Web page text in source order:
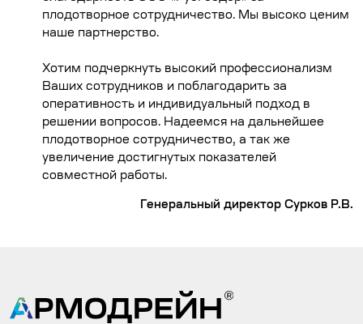
плодотворное сотрудничество. Мы высоко ценим
наше партнерство.
Хотим подчеркнуть высокий профессионализм
Ваших сотрудников и поблагодарить за
оперативность и индивидуальный подход в
решении вопросов. Надеемся на дальнейшее
плодотворное сотрудничество, а так же
увеличение достигнутых показателей
совместной работы.
Генеральный директор Сурков Р.В.